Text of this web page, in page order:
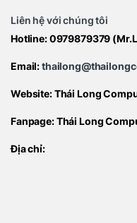
Liên hệ với chúng tôi
Hotline:0979879379
Email:
Website:Thái Long
Fanpage:Thái Long
Địa chỉ: